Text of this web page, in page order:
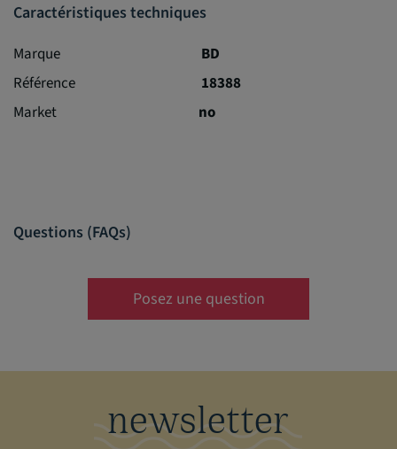
Caractéristiques techniques
Marque
BD
Référence
18388
Market
no
Questions (FAQs)
Posez une question
newsletter